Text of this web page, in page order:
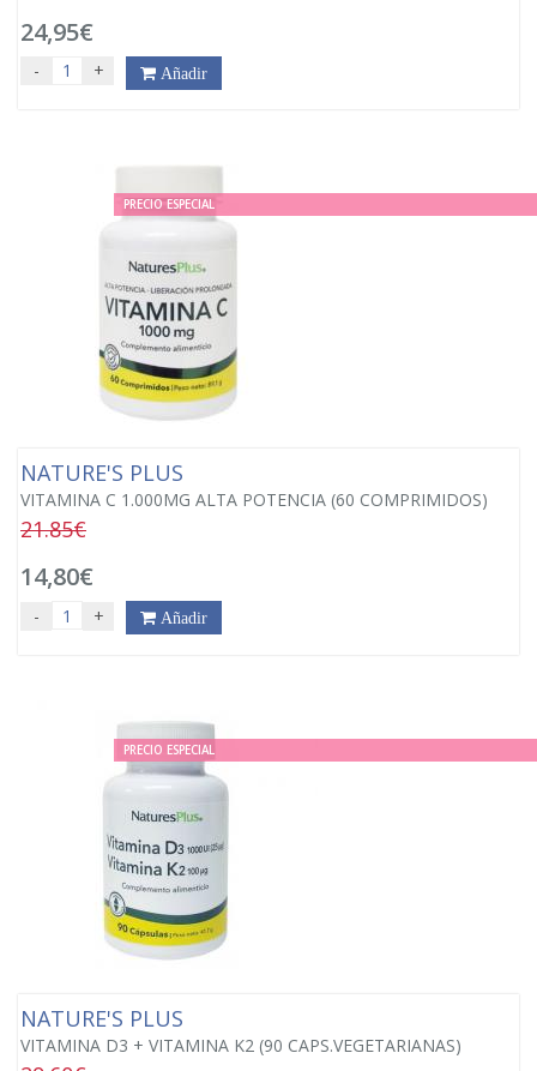
24,95€
- + Añadir
PRECIO ESPECIAL
NATURE'S PLUS
VITAMINA C 1.000MG ALTA POTENCIA (60 COMPRIMIDOS)
21.85€
14,80€
- + Añadir
PRECIO ESPECIAL
NATURE'S PLUS
VITAMINA D3 + VITAMINA K2 (90 CAPS.VEGETARIANAS)